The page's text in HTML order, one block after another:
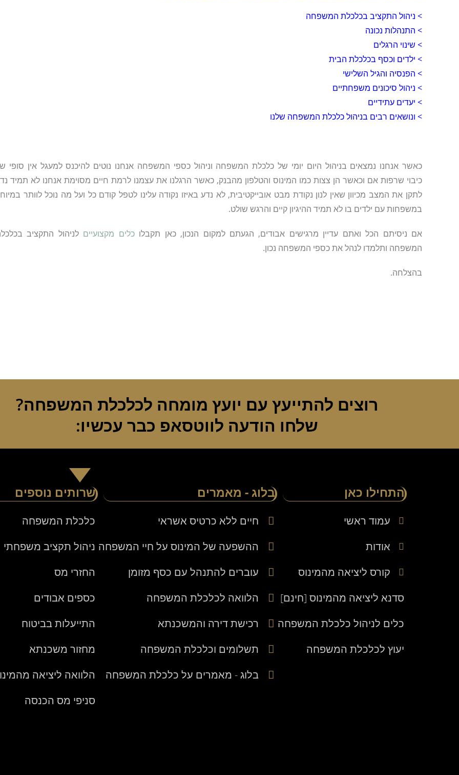
> ניהול התקציב בכלכלת המשפחה
> התנהלות נכונה
> שינוי הרגלים
> ילדים וכסף בכלכלת הבית
> הפנסיה והגיל השלישי
> ניהול סיכונים משפחתיים
> יעדים עתידיים
> ונושאים רבים בניהול כלכלת המשפחה שלנו
כאשר אנחנו נמצאים בניהול היום יומי של כלכלת המשפחה וניהול כספי המשפחה אנחנו נוטים להיכנס למעגל אין סופי
כיבוי שרפות אם וכאשר הן צצות כמו המינוס והטלפון מהבנק, כאשר הרגלנו את עצמנו לרמת חיים מסוימת אנחנו לא תמיד
לתקן את המצב מכיוון שאין לנון נקודת מבט אובייקטיבית, לא נדע באיזו נקודה עלינו לטפל קודם כל ועל מה נוכל לוותר
במשפחות עם ילדים בו לא תמיד ההיגיון קיים והרגש שולט.
אם ניסיתם הכל ואתם עדיין מרגישים אבודים, הגעתם למקום הנכון, כאן תקבלוכלים מקצועיים לניהול התקציב
המשפחה ותלמדו לנהל את כספי המשפחה נכון.
בהצלחה.
רוצים להתייעץ עם יועץ מומחה לכלכלת המשפחה?
שלחו הודעה לווטסאפ כבר עכשיו:
התחילו כאן
עמוד ראשי
אודות
קורס ליציאה מהמינוס
סדנא ליציאה מהמינוס [חינם]
כלים לניהול כלכלת המשפחה
יעוץ לכלכלת המשפחה
בלוג - מאמרים
חיים ללא כרטיס אשראי
ההשפעה של המינוס על חיי המשפחה
עוברים להתנהל עם כסף מזומן
הלוואה לכלכלת המשפחה
רכישת דירה והמשכנתא
תשלומים וכלכלת המשפחה
בלוג - מאמרים על כלכלת המשפחה
שרותים נוספים
כלכלת המשפחה
ניהול תקציב משפחתי
החזרי מס
כספים אבודים
התייעלות בביטוח
מחזור משכנתא
הלוואה ליציאה
סניפי מס הכנסה